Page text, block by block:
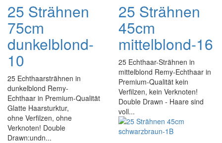
25 Strähnen
75cm
dunkelblond-
10
25 Echthaarsträhnen in
dunkelblond Remy-
Echthaar in Premium-Qualität
Glatte Haarsturktur,
ohne Verfilzen, ohne
Verknoten! Double
Drawn:undn...
25 Strähnen
45cm
mittelblond-16
25 Echthaar-Strähnen in
mittelblond Remy-Echthaar in
Premium-Qualität kein
Verfilzen, kein Verknoten!
Double Drawn - Haare sind
voll...